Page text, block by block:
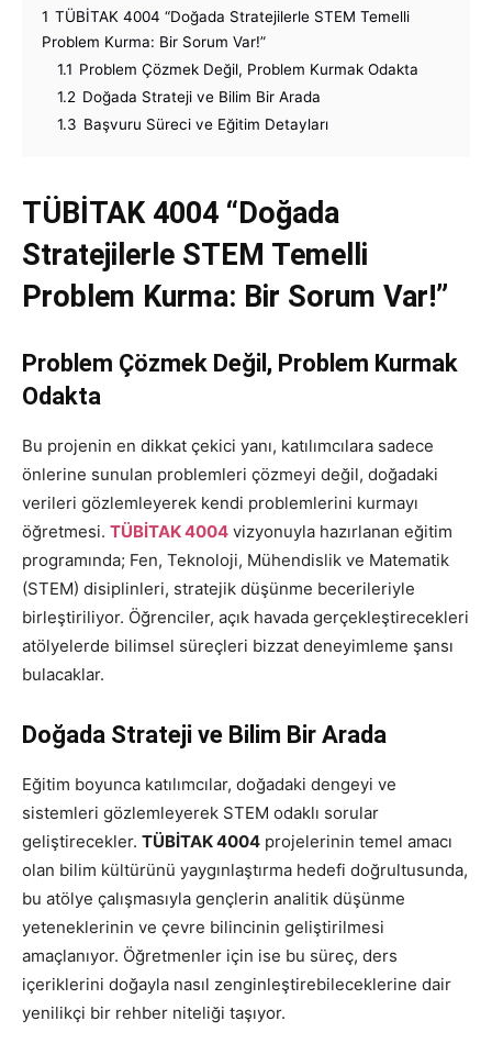
1 TÜBİTAK 4004 “Doğada Stratejilerle STEM Temelli
Problem Kurma: Bir Sorum Var!”
1.1 Problem Çözmek Değil, Problem Kurmak Odakta
1.2 Doğada Strateji ve Bilim Bir Arada
1.3 Başvuru Süreci ve Eğitim Detayları
TÜBİTAK 4004 “Doğada
Stratejilerle STEM Temelli
Problem Kurma: Bir Sorum Var!”
Problem Çözmek Değil, Problem Kurmak
Odakta
Bu projenin en dikkat çekici yanı, katılımcılara sadece
önlerine sunulan problemleri çözmeyi değil, doğadaki
verileri gözlemleyerek kendi problemlerini kurmayı
öğretmesi. TÜBİTAK 4004 vizyonuyla hazırlanan eğitim
programında; Fen, Teknoloji, Mühendislik ve Matematik
(STEM) disiplinleri, stratejik düşünme becerileriyle
birleştiriliyor. Öğrenciler, açık havada gerçekleştirecekleri
atölyelerde bilimsel süreçleri bizzat deneyimleme şansı
bulacaklar.
Doğada Strateji ve Bilim Bir Arada
Eğitim boyunca katılımcılar, doğadaki dengeyi ve
sistemleri gözlemleyerek STEM odaklı sorular
geliştirecekler. TÜBİTAK 4004 projelerinin temel amacı
olan bilim kültürünü yaygınlaştırma hedefi doğrultusunda,
bu atölye çalışmasıyla gençlerin analitik düşünme
yeteneklerinin ve çevre bilincinin geliştirilmesi
amaçlanıyor. Öğretmenler için ise bu süreç, ders
içeriklerini doğayla nasıl zenginleştirebileceklerine dair
yenilikçi bir rehber niteliği taşıyor.